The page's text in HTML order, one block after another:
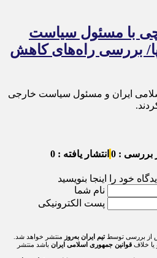
با مسئول سیاست
بررسی راه‌های کاهش
ایران و مسئول سیاست خارجی
بررسی : 0 انتشار یافته : 0
خود را اینجا بنویسید
نام شما
پست الکترونیکی
از بررسی توسطتیم ایران به‌روز منتشر خواهد شد.
یا خلاف قوانین جمهوری اسلامی ایران باشد منتشر